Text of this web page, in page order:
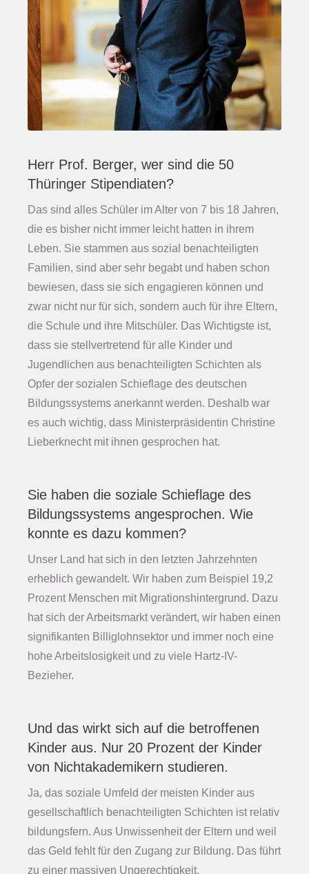
Herr Prof. Berger, wer sind die 50
Thüringer Stipendiaten?
Das sind alles Schüler im Alter von 7 bis 18 Jahren,
die es bisher nicht immer leicht hatten in ihrem
Leben. Sie stammen aus sozial benachteiligten
Familien, sind aber sehr begabt und haben schon
bewiesen, dass sie sich engagieren können und
zwar nicht nur für sich, sondern auch für ihre Eltern,
die Schule und ihre Mitschüler. Das Wichtigste ist,
dass sie stellvertretend für alle Kinder und
Jugendlichen aus benachteiligten Schichten als
Opfer der sozialen Schieflage des deutschen
Bildungssystems anerkannt werden. Deshalb war
es auch wichtig, dass Ministerpräsidentin Christine
Lieberknecht mit ihnen gesprochen hat.
Sie haben die soziale Schieflage des
Bildungssystems angesprochen. Wie
konnte es dazu kommen?
Unser Land hat sich in den letzten Jahrzehnten
erheblich gewandelt. Wir haben zum Beispiel 19,2
Prozent Menschen mit Migrationshintergrund. Dazu
hat sich der Arbeitsmarkt verändert, wir haben einen
signifikanten Billiglohnsektor und immer noch eine
hohe Arbeitslosigkeit und zu viele Hartz-IV-
Bezieher.
Und das wirkt sich auf die betroffenen
Kinder aus. Nur 20 Prozent der Kinder
von Nichtakademikern studieren.
Ja, das soziale Umfeld der meisten Kinder aus
gesellschaftlich benachteiligten Schichten ist relativ
bildungsfern. Aus Unwissenheit der Eltern und weil
das Geld fehlt für den Zugang zur Bildung. Das führt
zu einer massiven Ungerechtigkeit.